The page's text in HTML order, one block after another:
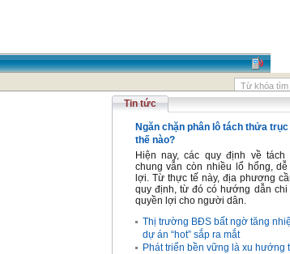
Tin tức
Ngăn chặn phân lô tách thửa
thế nào?
Hiện nay, các quy định về
chung vẫn còn nhiều lổ hổng,
lợi. Từ thực tế này, địa phương
quy định, từ đó có hướng dẫn chi
quyền lợi cho người dân.
Thị trường BĐS bất ngờ tăng
dự án “hot” sắp ra mắt
Phát triển bền vững là xu hướng